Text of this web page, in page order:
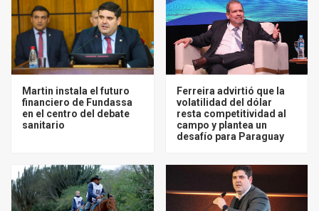
Martin instala el futuro
financiero de Fundassa
en el centro del debate
sanitario
Ferreira advirtió que la
volatilidad del dólar
resta competitividad al
campo y plantea un
desafío para Paraguay